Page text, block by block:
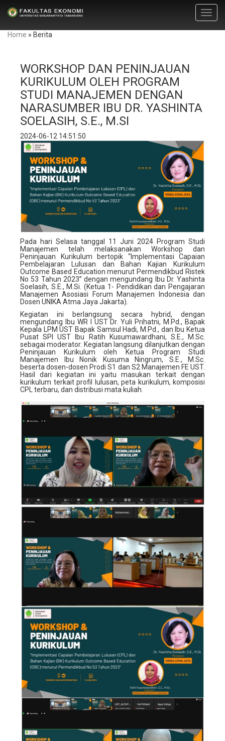
Home » Berita
WORKSHOP DAN PENINJAUAN
KURIKULUM OLEH PROGRAM
STUDI MANAJEMEN DENGAN
NARASUMBER IBU DR. YASHINTA
SOELASIH, S.E., M.SI
2024-06-12 14:51:50
Pada hari Selasa tanggal 11 Juni 2024 Program Studi
Manajemen telah melaksanakan Workshop dan
Peninjauan Kurikulum bertopik “Implementasi Capaian
Pembelajaran Lulusan dan Bahan Kajian Kurikulum
Outcome Based Education menurut Permendikbud Ristek
No 53 Tahun 2023” dengan mengundang Ibu Dr. Yashinta
Soelasih, S.E., M.Si. (Ketua 1- Pendidikan dan Pengajaran
Manajemen Asosiasi Forum Manajemen Indonesia dan
Dosen UNIKA Atma Jaya Jakarta).
Kegiatan ini berlangsung secara hybrid, dengan
mengundang Ibu WR I UST Dr. Yuli Prihatni, M.Pd., Bapak
Kepala LPM UST Bapak Samsul Hadi, M.Pd., dan Ibu Ketua
Pusat SPI UST Ibu Ratih Kusumawardhani, S.E., M.Sc.
sebagai moderator. Kegiatan langsung dilanjutkan dengan
Peninjauan Kurikulum oleh Ketua Program Studi
Manajemen Ibu Nonik Kusuma Ningrum, S.E., M.Sc.
beserta dosen-dosen Prodi S1 dan S2 Manajemen FE UST.
Hasil dari kegiatan ini yaitu masukan terkait dengan
kurikulum terkait profil lulusan, peta kurikulum, komposisi
CPL terbaru, dan distribusi mata kuliah.